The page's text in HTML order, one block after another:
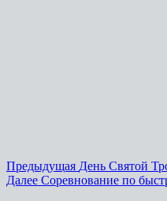
Предыдущая День Святой
Далее Соревнование по